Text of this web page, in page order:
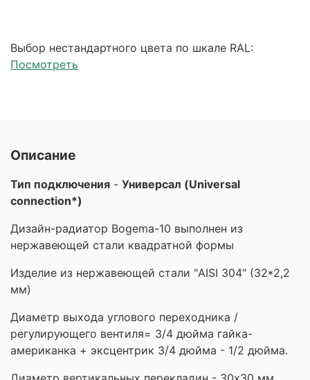
Выбор нестандартного цвета по шкале RAL:
Посмотреть
Описание
Тип подключения - Универсал (Universal
connection*)
Дизайн-радиатор Bogema-10 выполнен из
нержавеющей стали квадратной формы
Изделие из нержавеющей стали "AISI 304" (32*2,2
мм)
Диаметр выхода углового переходника /
регулирующего вентиля= 3/4 дюйма гайка-
американка + эксцентрик 3/4 дюйма - 1/2 дюйма.